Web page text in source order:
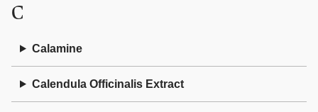
C
Calamine
Calendula Officinalis Extract